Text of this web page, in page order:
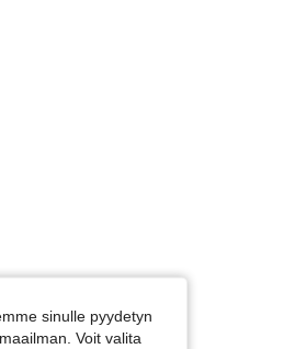
sinulle pyydetyn
Voit valita